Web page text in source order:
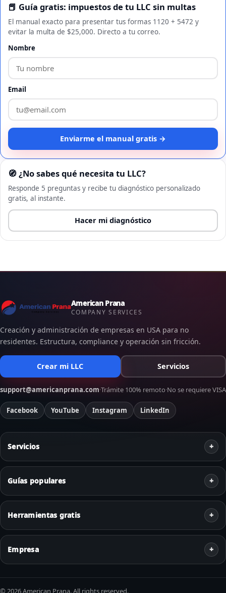
📕 Guía gratis: impuestos de tu LLC sin multas
El manual exacto para presentar tus formas 1120 + 5472 y
evitar la multa de $25,000. Directo a tu correo.
Nombre
Email
Enviarme el manual gratis →
🧭 ¿No sabes qué necesita tu LLC?
Responde 5 preguntas y recibe tu diagnóstico personalizado
gratis, al instante.
Hacer mi diagnóstico
American Prana
COMPANY SERVICES
Creación y administración de empresas en USA para no
residentes. Estructura, compliance y operación sin fricción.
Crear mi LLC Servicios
support@americanprana.com·Trámite 100% remoto·No se requiere VISA
Facebook YouTube Instagram LinkedIn
Servicios
Guías populares
Herramientas gratis
Empresa
© 2026 American Prana. All rights reserved.